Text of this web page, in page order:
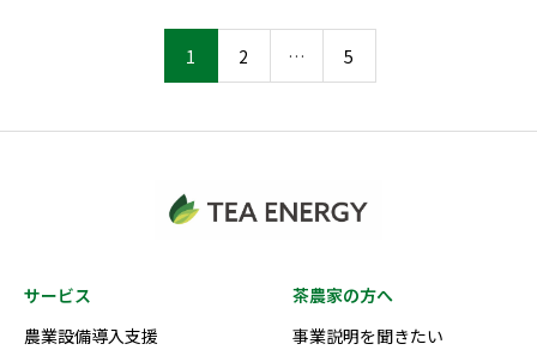
1 2 … 5
サービス
農業設備導入支援
茶農家の方へ
事業説明を聞きたい